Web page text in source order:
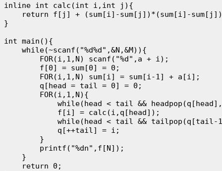
inline int calc(int i,int j){
return f[j] + (sum[i]-sum[j])*(sum[i]-
}
int main(){
    while(~scanf("%d%d",&N,&M)){
        FOR(i,1,N) scanf("%d",a + i);
        f[0] = sum[0] = 0;
        FOR(i,1,N) sum[i] = sum[i-1] + a[i];
        q[head = tail = 0] = 0;
        FOR(i,1,N){
while(head < tail &&
            f[i] = calc(i,q[head]);
while(head < tail && tailpop(q[tail-
            q[++tail] = i;
        }
        printf("%dn",f[N]);
    }
    return 0;